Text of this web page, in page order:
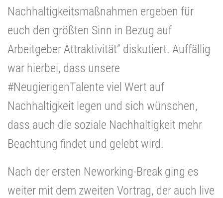
Nachhaltigkeitsmaßnahmen ergeben für
euch den größten Sinn in Bezug auf
Arbeitgeber Attraktivität” diskutiert. Auffällig
war hierbei, dass unsere
#NeugierigenTalente viel Wert auf
Nachhaltigkeit legen und sich wünschen,
dass auch die soziale Nachhaltigkeit mehr
Beachtung findet und gelebt wird.
Nach der ersten Neworking-Break ging es
weiter mit dem zweiten Vortrag, der auch live